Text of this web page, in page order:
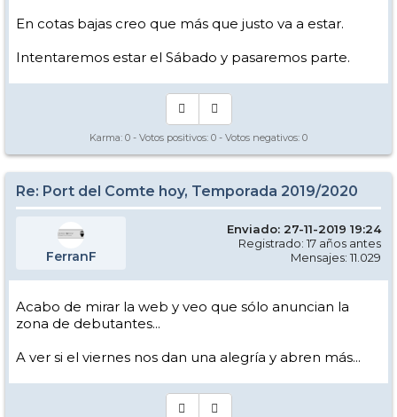
En cotas bajas creo que más que justo va a estar.
Intentaremos estar el Sábado y pasaremos parte.
Karma: 0 - Votos positivos: 0 - Votos negativos: 0
Re: Port del Comte hoy, Temporada 2019/2020
FerranF
Enviado: 27-11-2019 19:24
Registrado: 17 años antes
Mensajes: 11.029
Acabo de mirar la web y veo que sólo anuncian la
zona de debutantes...
A ver si el viernes nos dan una alegría y abren más...